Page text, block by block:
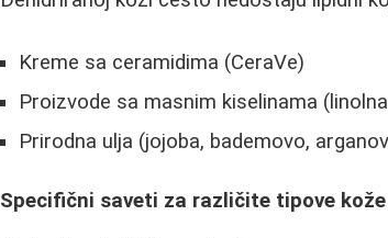
Kreme sa ceramidima (CeraVe)
Proizvode sa masnim kiselinama
Prirodna ulja (jojoba, bademovo,
Specifični saveti za različite tipove kože